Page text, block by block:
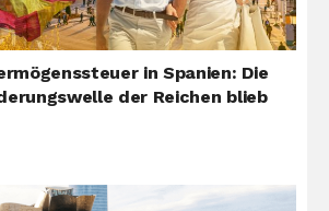
in Spanien: Die
der Reichen blieb